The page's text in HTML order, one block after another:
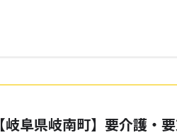
【岐阜県岐南町】要介護・